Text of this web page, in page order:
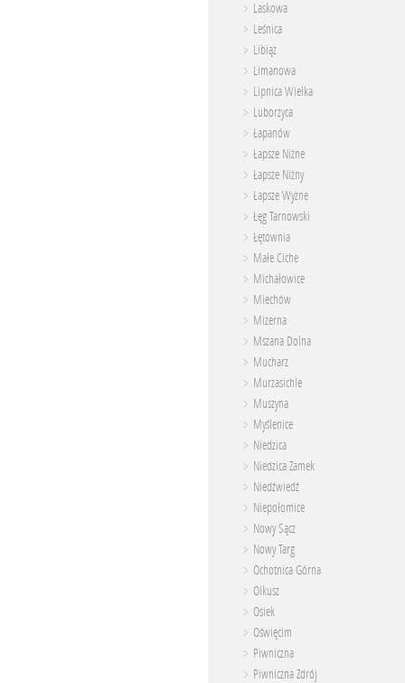
Laskowa
Leśnica
Libiąż
Limanowa
Lipnica Wielka
Luborzyca
Łapanów
Łapsze Niżne
Łapsze Niżny
Łapsze Wyżne
Łęg Tarnowski
Łętownia
Małe Ciche
Michałowice
Miechów
Mizerna
Mszana Dolna
Mucharz
Murzasichle
Muszyna
Myślenice
Niedzica
Niedzica Zamek
Niedźwiedź
Niepołomice
Nowy Sącz
Nowy Targ
Ochotnica Górna
Olkusz
Osiek
Oświęcim
Piwniczna
Piwniczna Zdrój